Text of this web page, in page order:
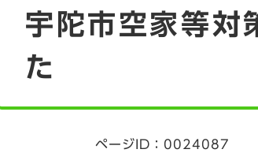
宇陀市空家等対
た
ページID：0024087